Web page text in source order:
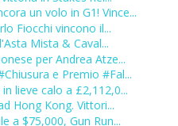
un volo in G1! Vince...
Fiocchi vincono il...
Mista & Caval...
per Andrea Atze...
e Premio #Fal...
lieve calo a £2,112,0...
Hong Kong. Vittori...
a $75,000, Gun Run...